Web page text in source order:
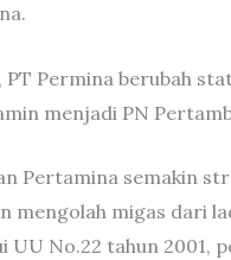
PT Permina berubah
menjadi PN
Pertamina semakin
mengolah migas dari
UU No.22 tahun 2001,